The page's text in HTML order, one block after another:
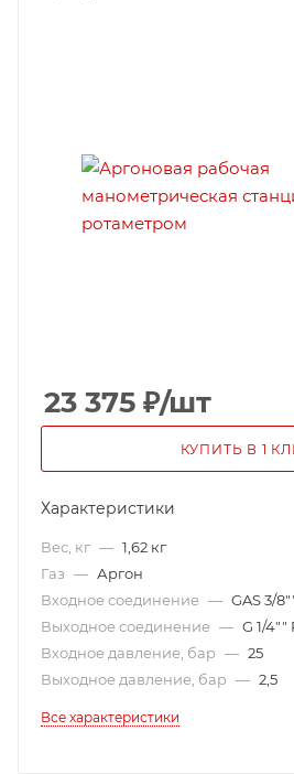
23 375 ₽/шт
КУПИТЬ В 1
Характеристики
Вес, кг — 1,62 кг
Газ — Аргон
Входное соединение — GAS 3/
Выходное соединение — G 1/4""
Входное давление, бар — 25
Выходное давление, бар — 2,5
Все характеристики